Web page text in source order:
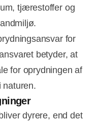
tjærestoffer og
for
betyder, at
for oprydningen af
naturen.
dyrere, end det